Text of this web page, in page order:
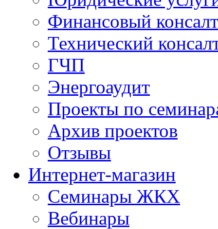
Финансовый
Технический
ГЧП
Энергоаудит
Проекты по
Архив проектов
Отзывы
Интернет-магазин
Семинары ЖКХ
Вебинары